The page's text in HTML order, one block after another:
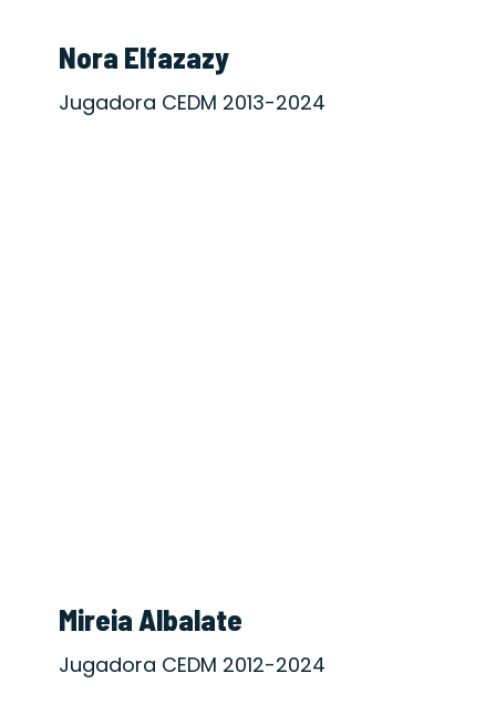
Nora Elfazazy
Jugadora CEDM 2013-2024
Mireia Albalate
Jugadora CEDM 2012-2024